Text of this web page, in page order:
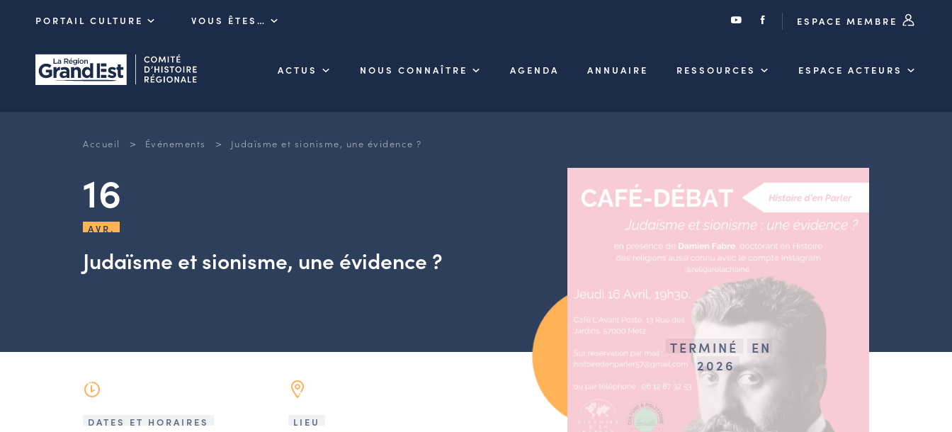
PORTAIL CULTURE VOUS ÊTES… ESPACE MEMBRE
ACTUS NOUS CONNAÎTRE AGENDA ANNUAIRE RESSOURCES ESPACE ACTEURS
Accueil > Événements > Judaïsme et sionisme, une évidence ?
16
AVR.
Judaïsme et sionisme, une évidence ?
DATES ET HORAIRES LIEU
TERMINÉ
EN
2026